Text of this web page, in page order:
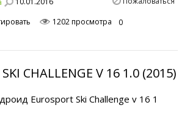
1202 просмотра 0
SKI CHALLENGE V 16 1.0 (2015)
Eurosport Ski Challenge v 16 1